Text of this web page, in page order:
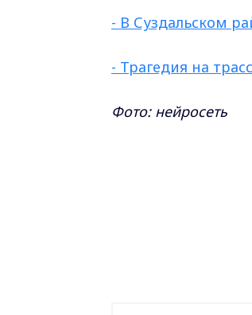
- В Суздальском
- Трагедия на
Фото: нейросеть